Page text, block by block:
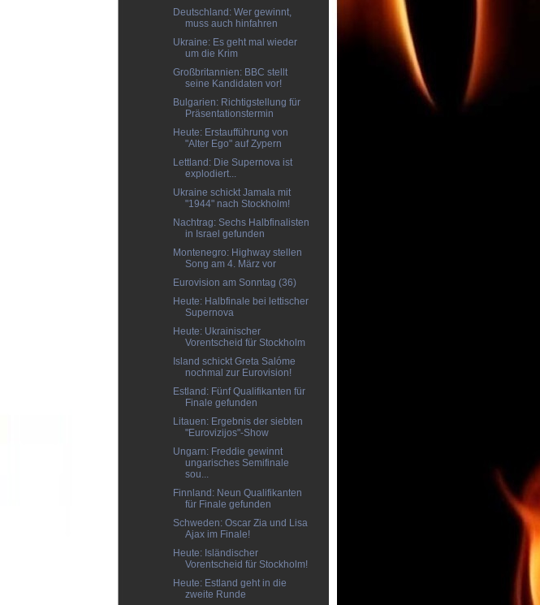
Deutschland: Wer gewinnt,
muss auch hinfahren
Ukraine: Es geht mal wieder
um die Krim
Großbritannien: BBC stellt
seine Kandidaten vor!
Bulgarien: Richtigstellung für
Präsentationstermin
Heute: Erstaufführung von
"Alter Ego" auf Zypern
Lettland: Die Supernova ist
explodiert...
Ukraine schickt Jamala mit
"1944" nach Stockholm!
Nachtrag: Sechs Halbfinalisten
in Israel gefunden
Montenegro: Highway stellen
Song am 4. März vor
Eurovision am Sonntag (36)
Heute: Halbfinale bei lettischer
Supernova
Heute: Ukrainischer
Vorentscheid für Stockholm
Island schickt Greta Salóme
nochmal zur Eurovision!
Estland: Fünf Qualifikanten für
Finale gefunden
Litauen: Ergebnis der siebten
"Eurovizijos"-Show
Ungarn: Freddie gewinnt
ungarisches Semifinale
sou...
Finnland: Neun Qualifikanten
für Finale gefunden
Schweden: Oscar Zia und Lisa
Ajax im Finale!
Heute: Isländischer
Vorentscheid für Stockholm!
Heute: Estland geht in die
zweite Runde